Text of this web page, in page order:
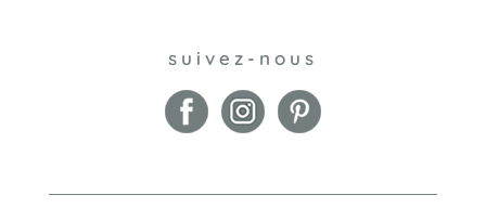
suivez-nous